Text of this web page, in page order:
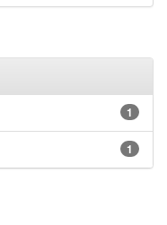
1
1